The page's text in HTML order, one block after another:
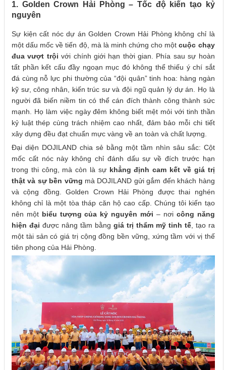
1. Golden Crown Hải Phòng – Tốc độ kiến tạo kỷ
nguyên
Sự kiện cất nóc dự án Golden Crown Hải Phòng không chỉ là
một dấu mốc về tiến độ, mà là minh chứng cho mộtcuộc chạy
đua vượt trội với chính giới hạn thời gian. Phía sau sự hoàn
tất phần kết cấu đầy ngoạn mục đó không thể thiếu ý chí sắt
đá cùng nỗ lực phi thường của “đội quân” tinh hoa: hàng ngàn
kỹ sư, công nhân, kiến trúc sư và đội ngũ quản lý dự án. Họ là
người đã biến niềm tin có thể cán đích thành công thành sức
mạnh. Họ làm việc ngày đêm không biết mệt mỏi với tinh thần
kỷ luật thép cùng trách nhiệm cao nhất, đảm bảo mỗi chi tiết
xây dựng đều đạt chuẩn mực vàng về an toàn và chất lượng.
Đại diện DOJILAND chia sẻ bằng một tầm nhìn sâu sắc: Cột
mốc cất nóc này không chỉ đánh dấu sự về đích trước hạn
trong thi công, mà còn là sự khẳng định cam kết về giá trị
thật và sự bền vững mà DOJILAND gửi gắm đến khách hàng
và cộng đồng. Golden Crown Hải Phòng được thai nghén
không chỉ là một tòa tháp căn hộ cao cấp. Chúng tôi kiến tạo
nên một biểu tượng của kỷ nguyên mới – nơi công năng
hiện đại được nâng tầm bằng giá trị thẩm mỹ tinh tế, tạo ra
một tài sản có giá trị cộng đồng bền vững, xứng tầm với vị thế
tiên phong của Hải Phòng.